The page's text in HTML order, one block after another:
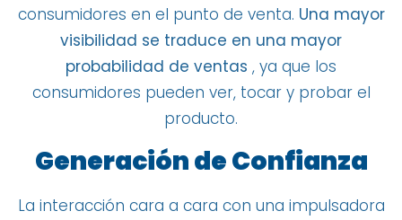
consumidores en el punto de venta. Una mayor
visibilidad se traduce en una mayor
probabilidad de ventas , ya que los
consumidores pueden ver, tocar y probar el
producto.
Generación de Confianza
La interacción cara a cara con una impulsadora